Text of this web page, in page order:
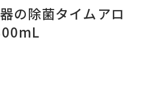
の除菌タイムアロ